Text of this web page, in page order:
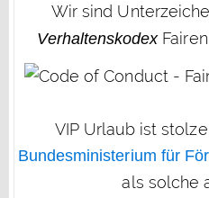
Wir sind
Verhaltenskodex
VIP Urlaub ist
Bundesministerium für
als solche